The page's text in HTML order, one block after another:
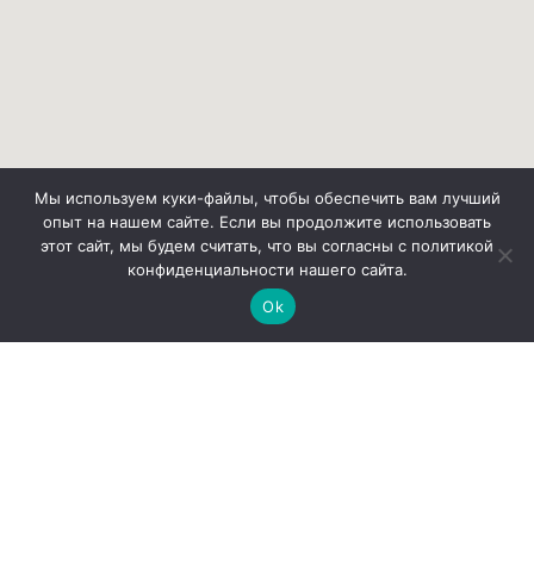
Мы используем куки-файлы, чтобы обеспечить вам лучший
опыт на нашем сайте. Если вы продолжите использовать
этот сайт, мы будем считать, что вы согласны с политикой
конфиденциальности нашего сайта.
Ok